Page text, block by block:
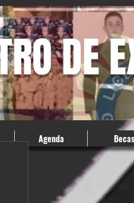
DE
Agenda Becas